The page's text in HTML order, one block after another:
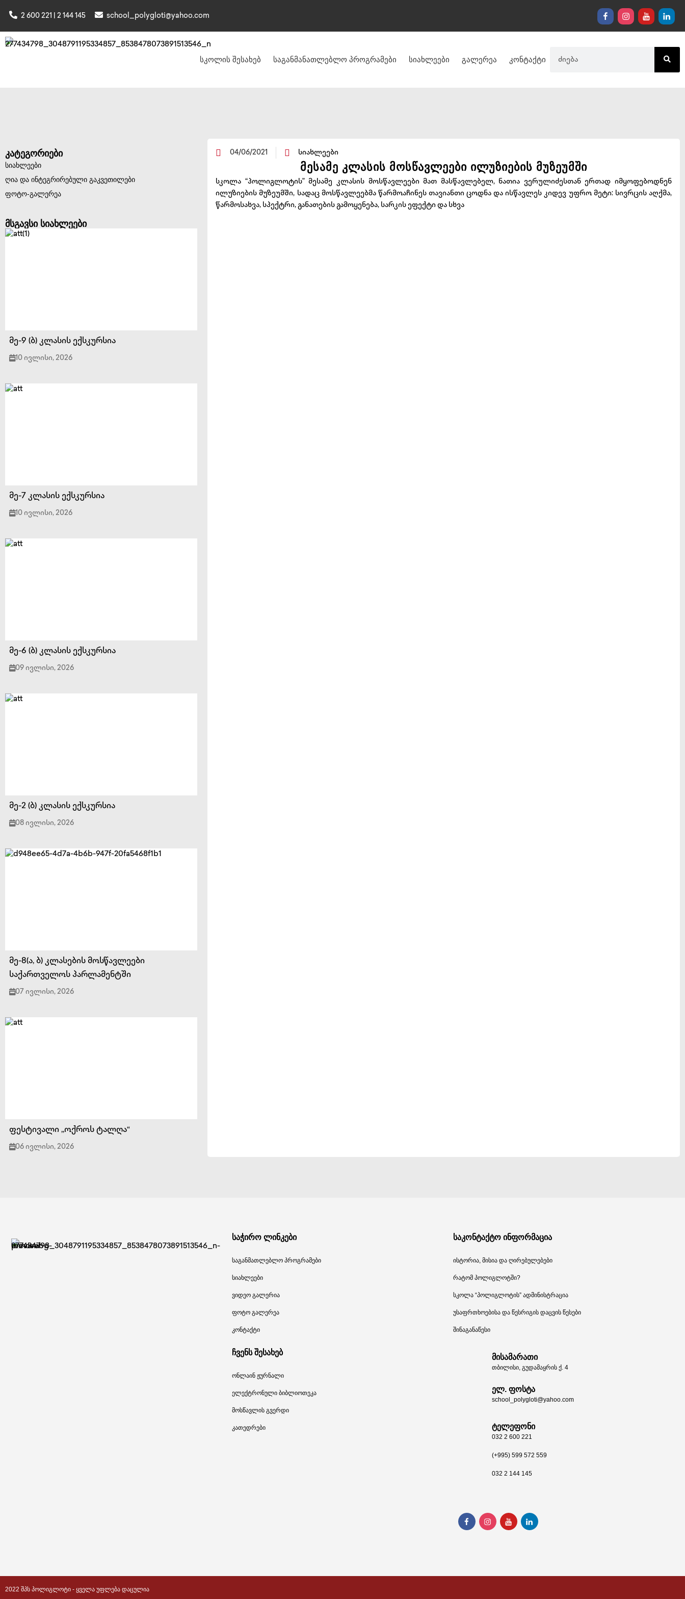
2 600 221 | 2 144 145 school_polygloti@yahoo.com
სკოლის შესახებ საგანმანათლებლო პროგრამები სიახლეები გალერეა კონტაქტი
კატეგორიები
სიახლეები
ღია და ინტეგრირებული გაკვეთილები
ფოტო-გალერეა
მსგავსი სიახლეები
მე-9 (ბ) კლასის ექსკურსია
10 ივლისი, 2026
მე-7 კლასის ექსკურსია
10 ივლისი, 2026
მე-6 (ბ) კლასის ექსკურსია
09 ივლისი, 2026
მე-2 (ბ) კლასის ექსკურსია
08 ივლისი, 2026
მე-8(ა, ბ) კლასების მოსწავლეები
საქართველოს პარლამენტში
07 ივლისი, 2026
ფესტივალი ,,ოქროს ტალღა“
06 ივლისი, 2026
04/06/2021 სიახლეები
მესამე კლასის მოსწავლეები ილუზიების მუზეუმში
სკოლა “პოლიგლოტის” მესამე კლასის მოსწავლეები მათ მასწავლებელ, ნათია ვერულიძესთან ერთად იმყოფებოდნენ
ილუზიების მუზეუმში, სადაც მოსწავლეებმა წარმოაჩინეს თავიანთი ცოდნა და ისწავლეს კიდევ უფრო მეტი: სივრცის აღქმა,
წარმოსახვა, სპექტრი, განათების გამოყენება, სარკის ეფექტი და სხვა
საჭირო ლინკები
საგანმათლებლო პროგრამები
სიახლეები
ვიდეო გალერია
ფოტო გალერეა
კონტაქტი
ჩვენს შესახებ
ონლაინ ჟურნალი
ელექტრონული ბიბლიოთეკა
მოსწავლის გვერდი
კათედრები
საკონტაქტო ინფორმაცია
ისტორია, მისია და ღირებულებები
რატომ პოლიგლოტში?
სკოლა “პოლიგლოტის” ადმინისტრაცია
უსაფრთხოებისა და წესრიგის დაცვის წესები
შინაგანაწესი
მისამარათი
თბილისი, გუდამაყრის ქ. 4
ელ. ფოსტა
school_polygloti@yahoo.com
ტელეფონი
032 2 600 221
(+995) 599 572 559
032 2 144 145
2022 ᲨᲞᲡ ᲞᲝᲚᲘᲒᲚᲝᲢᲘ - ᲧᲕᲔᲚᲐ ᲣᲤᲚᲔᲑᲐ ᲓᲐᲪᲣᲚᲘᲐ